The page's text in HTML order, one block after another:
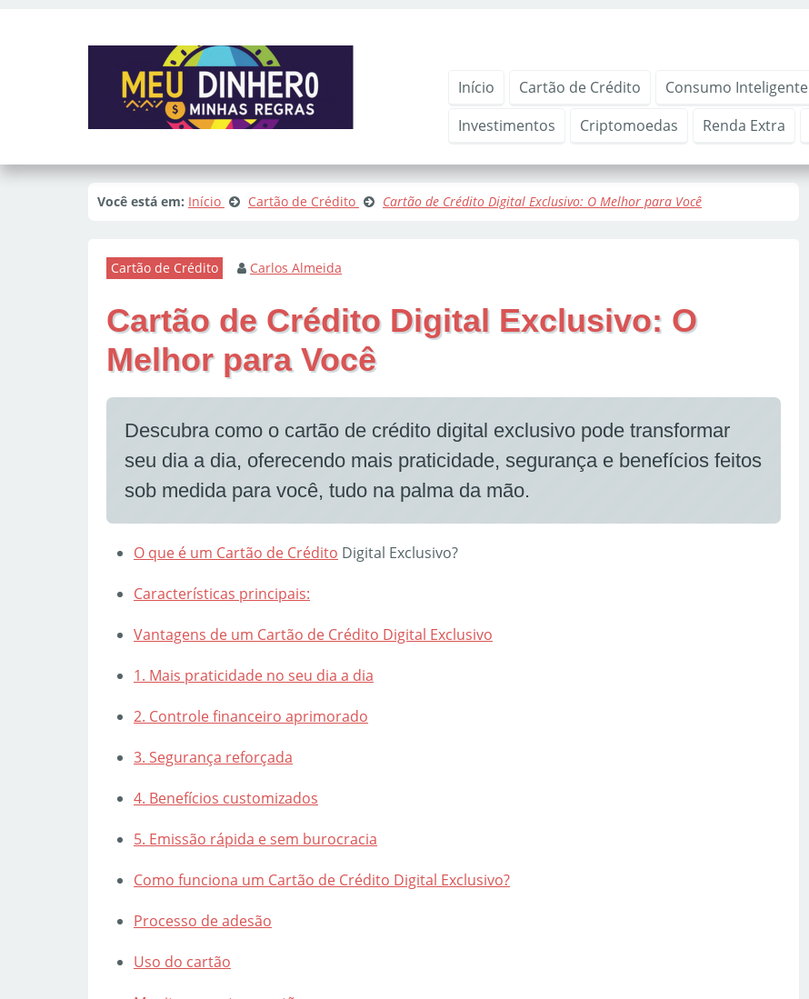
Início Cartão de Crédito Consumo Inteligente
Investimentos
Criptomoedas Renda Extra
Você está em: Início Cartão de Crédito Cartão de Crédito Digital Exclusivo: O Melhor para Você
Cartão de Crédito Carlos Almeida
Cartão de Crédito Digital Exclusivo: O
Melhor para Você
Descubra como o cartão de crédito digital exclusivo pode transformar
seu dia a dia, oferecendo mais praticidade, segurança e benefícios feitos
sob medida para você, tudo na palma da mão.
O que é um Cartão de Crédito Digital Exclusivo?
Características principais:
Vantagens de um Cartão de Crédito Digital Exclusivo
1. Mais praticidade no seu dia a dia
2. Controle financeiro aprimorado
3. Segurança reforçada
4. Benefícios customizados
5. Emissão rápida e sem burocracia
Como funciona um Cartão de Crédito Digital Exclusivo?
Processo de adesão
Uso do cartão